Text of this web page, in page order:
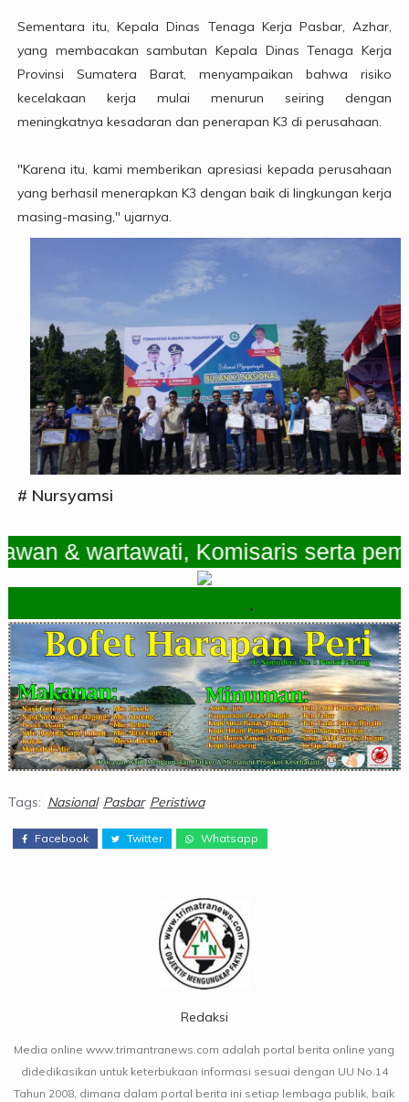
Sementara itu, Kepala Dinas Tenaga Kerja Pasbar, Azhar,
yang membacakan sambutan Kepala Dinas Tenaga Kerja
Provinsi Sumatera Barat, menyampaikan bahwa risiko
kecelakaan kerja mulai menurun seiring dengan
meningkatnya kesadaran dan penerapan K3 di perusahaan.
"Karena itu, kami memberikan apresiasi kepada perusahaan
yang berhasil menerapkan K3 dengan baik di lingkungan kerja
masing-masing," ujarnya.
# Nursyamsi
& wartawati, Komisaris serta
Tags: Nasional Pasbar Peristiwa
Facebook Twitter Whatsapp
Redaksi
Media online www.trimantranews.com adalah portal berita online yang
didedikasikan untuk keterbukaan informasi sesuai dengan UU No.14
Tahun 2008, dimana dalam portal berita ini setiap lembaga publik, baik